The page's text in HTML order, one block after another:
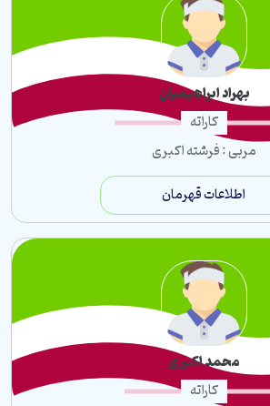
بهراد ابراهیمیان
کاراته
مربی : فرشته اکبری
اطلاعات قهرمان
محمد اکبری
کاراته